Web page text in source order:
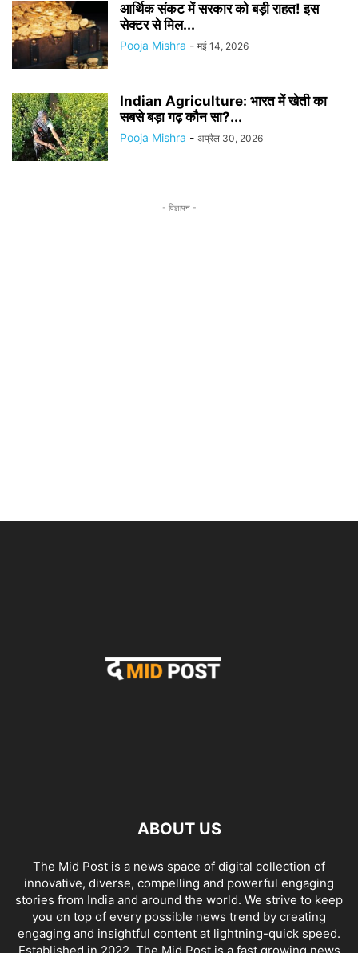
आर्थिक संकट में सरकार को बड़ी राहत! इस
सेक्टर से मिल...
Pooja Mishra - मई 14, 2026
Indian Agriculture: भारत में खेती का
सबसे बड़ा गढ़ कौन सा?...
Pooja Mishra - अप्रैल 30, 2026
- विज्ञापन -
ABOUT US
The Mid Post is a news space of digital collection of
innovative, diverse, compelling and powerful engaging
stories from India and around the world. We strive to keep
you on top of every possible news trend by creating
engaging and insightful content at lightning-quick speed.